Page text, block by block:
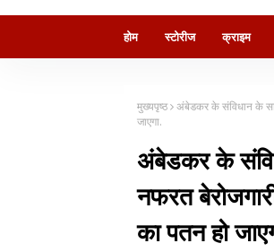
होम स्टोरीज क्राइम
मुख्यपृष्ठ अंबेडकर के संविधान के
जाएगा.
अंबेडकर के
नफरत
का पतन हो